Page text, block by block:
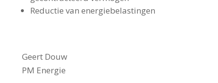
Reductie van energiebelastingen
Geert Douw
PM Energie